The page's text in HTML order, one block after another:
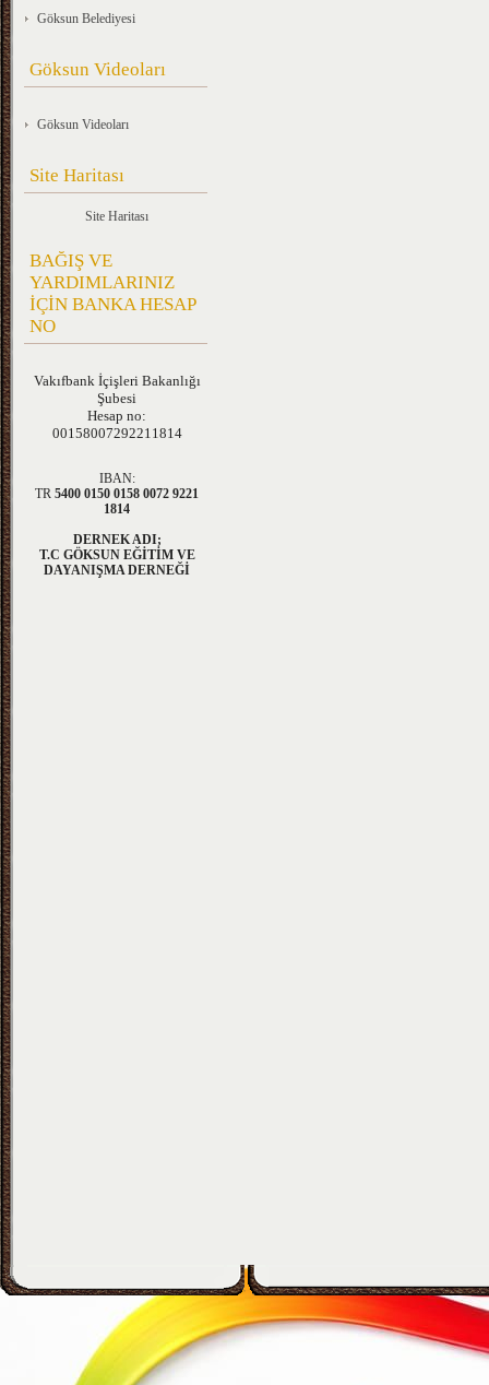
Göksun Belediyesi
Göksun Videoları
Göksun Videoları
Site Haritası
Site Haritası
BAĞIŞ VE
YARDIMLARINIZ
İÇİN BANKA HESAP
NO
Vakıfbank İçişleri Bakanlığı
Şubesi
Hesap no:
00158007292211814
IBAN:
TR 5400 0150 0158 0072 9221
1814
DERNEK ADI;
T.C GÖKSUN EĞİTİM VE
DAYANIŞMA DERNEĞİ